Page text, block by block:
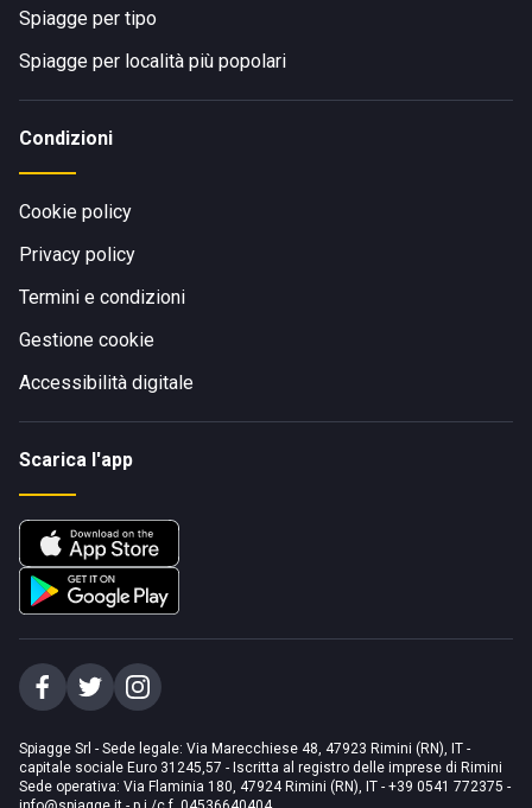
Spiagge per tipo
Spiagge per località più popolari
Condizioni
Cookie policy
Privacy policy
Termini e condizioni
Gestione cookie
Accessibilità digitale
Scarica l'app
Spiagge Srl - Sede legale: Via Marecchiese 48, 47923 Rimini (RN), IT -
capitale sociale Euro 31245,57 - Iscritta al registro delle imprese di Rimini
Sede operativa: Via Flaminia 180, 47924 Rimini (RN), IT - +39 0541 772375 -